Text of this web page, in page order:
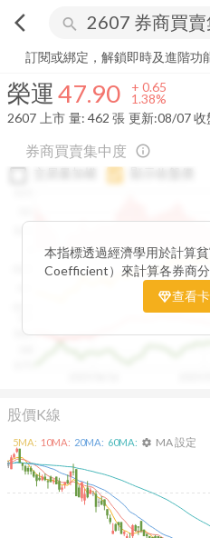
arrow_back_ios search
榮運 47.90+ 1.38%
訂閱或綁定，解鎖即時及進階功
榮運47.90 + 0.65
1.38%
2607 上市 量: 462 張 更新:08/07 收
券商買賣集中度 info_outline
0.85
本指標透過經濟學用於計算
Coefficient）來計算各券商
集中程度。可做為籌碼面分
查看
股價K線
5MA: 10MA: 20MA: 60MA: settings MA 設定